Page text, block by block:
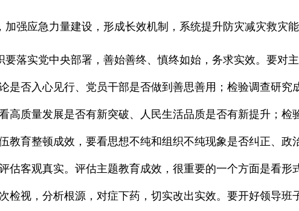
应急力量建设，形成长效机制，系统提升防灾减灾救灾
实党中央部署，善始善终、慎终如始，务求实效。要对
是否入心见行、党员干部是否做到善思善用；检验调查研究
高质量发展是否有新突破、人民生活品质是否有新提升；检
教育整顿成效，要看思想不纯和组织不纯现象是否纠正、政
估客观真实。评估主题教育成效，很重要的一个方面是看形
检视，分析根源，对症下药，切实改出实效。要开好领导班